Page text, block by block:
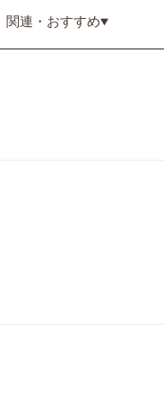
関連・ おすすめ